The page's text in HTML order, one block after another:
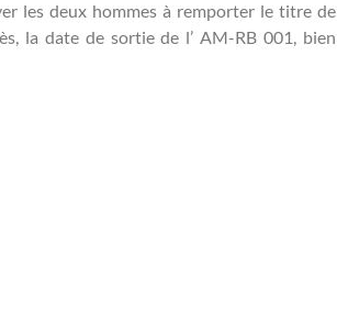
les deux hommes à remporter le titre de
la date de sortie de l’ AM-RB 001, bien